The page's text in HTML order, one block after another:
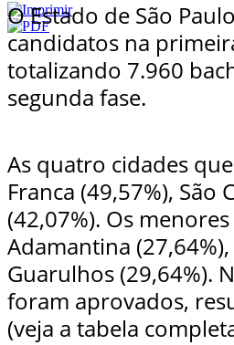
O Estado de São
candidatos na
totalizando 7.960
segunda fase.
As quatro cidades
Franca (49,57%), São
(42,07%). Os
Adamantina
Guarulhos (29,64%).
foram aprovados,
(veja a tabela